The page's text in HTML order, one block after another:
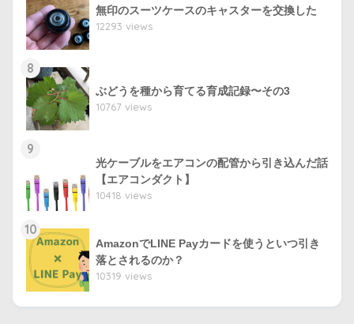
無印のスーツケースのキャスターを交換した
12293 views
8
ぶどうを種から育てる育成記録〜その3
10767 views
9
光ケーブルをエアコンの配管から引き込んだ話
【エアコンダクト】
10418 views
10
AmazonでLINE Payカードを使うといつ引き
落とされるのか？
10319 views